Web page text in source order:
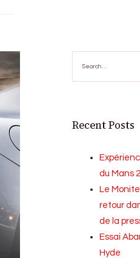
for:
Recent Posts
du Mans
Le
retour
de la
Essai
Hyde